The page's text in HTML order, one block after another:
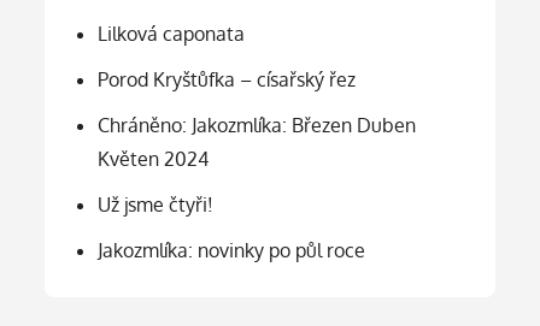
Lilková caponata
Porod Kryštůfka – císařský řez
Chráněno: Jakozmlíka: Březen Duben
Květen 2024
Už jsme čtyři!
Jakozmlíka: novinky po půl roce